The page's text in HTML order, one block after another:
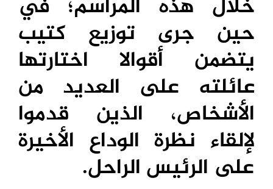
خلال هذه المراسم؛ في
حين جرى توزيع كتيب
يتضمن أقوالا اختارتها
عائلته على العديد من
الأشخاص، الذين قدموا
لإلقاء نظرة الوداع الأخيرة
على الرئيس الراحل.